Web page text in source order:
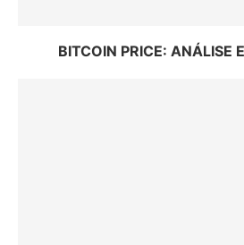
BITCOIN PRICE: ANÁLISE